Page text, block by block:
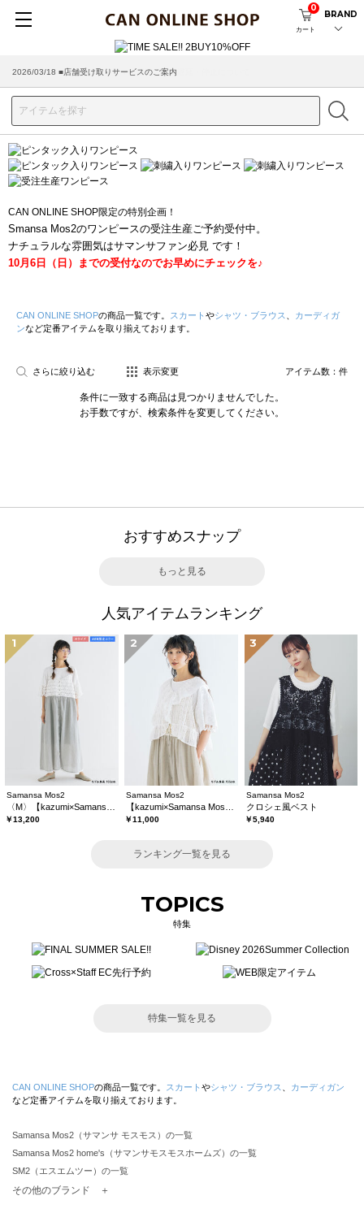
カート
0
BRAND
2026/03/18 ■店舗受け取りサービスのご案内
CAN ONLINE SHOP限定の特別企画！
Smansa Mos2のワンピースの受注生産ご予約受付中。
ナチュラルな雰囲気はサマンサファン必見 です！
10月6日（日）までの受付なのでお早めにチェックを♪
CAN ONLINE SHOPの商品一覧です。 スカート やシャツ・ブラウス
カーディガ
ンなど定番アイテムを取り揃えております。
さらに絞り込む 表示変更 アイテム数： 件
条件に一致する商品は見つかりませんでした。
お手数ですが、検索条件を変更してください。
おすすめスナップ
もっと見る
人気アイテムランキング
1
Samansa Mos2
￥13,200
2
Samansa Mos2
￥11,000
3
Samansa Mos2
クロシェ風ベスト
￥5,940
ランキング一覧を見る
TOPICS
特集
特集一覧を見る
CAN ONLINE SHOPの商品一覧です。 スカート やシャツ・ブラウス
カーディガン
など定番アイテムを取り揃えております。
Samansa Mos2（サマンサ モスモス）の一覧
Samansa Mos2 home's（サマンサモスモスホームズ）の一覧
SM2（エスエムツー）の一覧
TSUHARU by Samansa Mos2（ツハルバイサマンサモスモス）の一覧
その他のブランド ＋